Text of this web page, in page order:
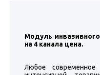
Модуль
на 4 канала цена.
Любое